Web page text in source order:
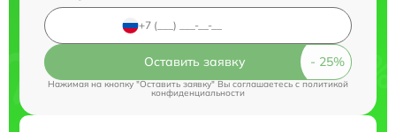
Оставить заявку
Нажимая на кнопку "Оставить заявку" Вы соглашаетесь cполитикой
конфиденциальности